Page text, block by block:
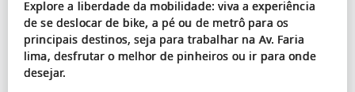
Explore a liberdade da mobilidade: viva a experiência
de se deslocar de bike, a pé ou de metrô para os
principais destinos, seja para trabalhar na Av. Faria
lima, desfrutar o melhor de pinheiros ou ir para onde
desejar.